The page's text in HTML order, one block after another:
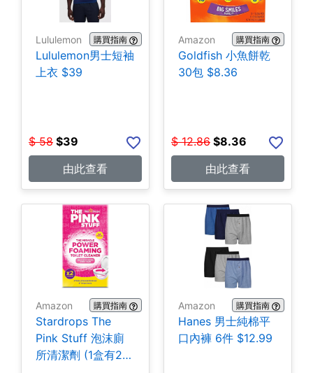
Lululemon 購買指南
Lululemon男士短袖
上衣 $39
$ 58 $39
由此查看
Amazon 購買指南
Goldfish 小魚餅乾
30包 $8.36
$ 12.86 $8.36
由此查看
Amazon 購買指南
Stardrops The
Pink Stuff 泡沫廁
所清潔劑 (1盒有2
Amazon 購買指南
Hanes 男士純棉平
口內褲 6件 $12.99